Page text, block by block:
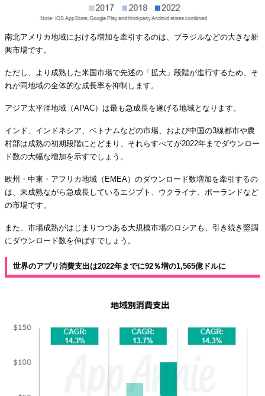
南北アメリカ地域における増加を牽引するのは、ブラジルなどの大きな新
興市場です。
ただし、より成熟した米国市場で先述の「拡大」段階が進行するため、そ
れが同地域の全体的な成長率を抑制します。
アジア太平洋地域（APAC）は最も急成長を遂げる地域となります。
インド、インドネシア、ベトナムなどの市場、および中国の3線都市や農
村部は成熟の初期段階にとどまり、それらすべてが2022年までダウンロー
ド数の大幅な増加を示すでしょう。
欧州・中東・アフリカ地域（EMEA）のダウンロード数増加を牽引するの
は、未成熟ながら急成長しているエジプト、ウクライナ、ポーランドなど
の市場です。
また、市場成熟がはじまりつつある大規模市場のロシアも、引き続き堅調
にダウンロード数を伸ばすでしょう。
世界のアプリ消費支出は2022年までに92％増の1,565億ドルに